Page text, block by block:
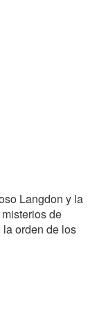
Langdon y la
de
orden de los